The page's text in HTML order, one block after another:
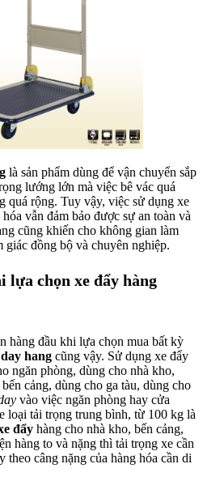
là sản phẩm dùng để vận chuyển sắp
lướng lớn mà việc bê vác quá
quá rộng. Tuy vậy, việc sử dụng xe
vẫn đảm bảo được sự an toàn và
cũng khiến cho không gian làm
giác đồng bộ và chuyên nghiệp.
lựa chọn xe đẩy hàng
hàng đầu khi lựa chọn mua bất kỳ
hang cũng vậy. Sử dụng xe đẩy
ngăn phòng, dùng cho nhà kho,
cảng, dùng cho ga tàu, dùng cho
vào việc ngăn phòng hay cửa
loại tải trọng trung bình, từ 100 kg là
đẩy hàng cho nhà kho, bến cảng,
hàng to và nặng thì tải trọng xe cần
câng nặng của hàng hóa cần di